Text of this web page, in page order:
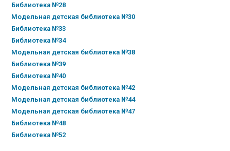
Библиотека №28
Модельная детская библиотека №30
Библиотека №33
Библиотека №34
Модельная детская библиотека №38
Библиотека №39
Библиотека №40
Модельная детская библиотека №42
Модельная детская библиотека №44
Модельная детская библиотека №47
Библиотека №48
Библиотека №52